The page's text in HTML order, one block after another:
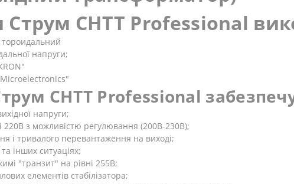
Струм СНТТ Professional
напруги;
СНТТ Professional
напруги;
220В з можливістю регулювання (200В-230В);
і тривалого перевантаження на виході;
інших ситуаціях;
"транзит" на рівні 255В;
елементів стабілізатора;